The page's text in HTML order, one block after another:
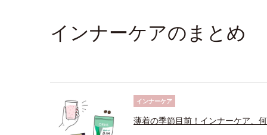
インナーケアのまとめ
インナーケア
薄着の季節目前！インナーケア、